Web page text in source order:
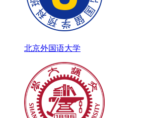
北京外国语大学